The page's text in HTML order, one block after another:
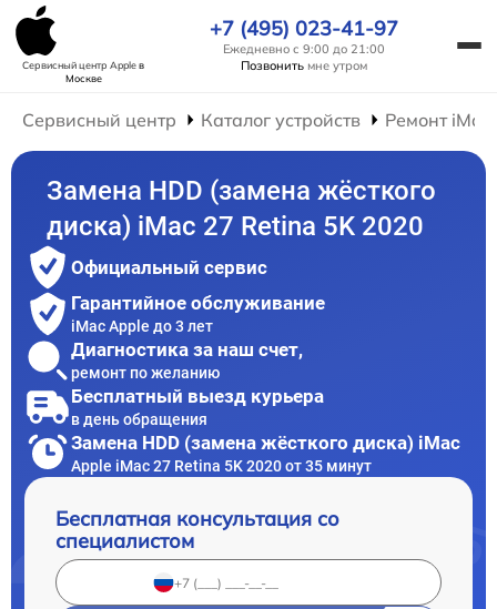
Сервисный центр Appleв
Москве
+7 (495) 023-41-97
Ежедневно с 9:00 до 21:00
Позвонить мне утром
Сервисный центр Каталог устройств Ремонт iMac
Замена HDD (замена жёсткого
диска) iMac 27 Retina 5K 2020
Официальный сервис
Гарантийное обслуживание
iMac Apple до 3 лет
Диагностика за наш счет,
ремонт по желанию
Бесплатный выезд курьера
в день обращения
Замена HDD (замена жёсткого диска) iMac
Apple iMac 27 Retina 5K 2020 от 35 минут
Бесплатная консультация со
специалистом